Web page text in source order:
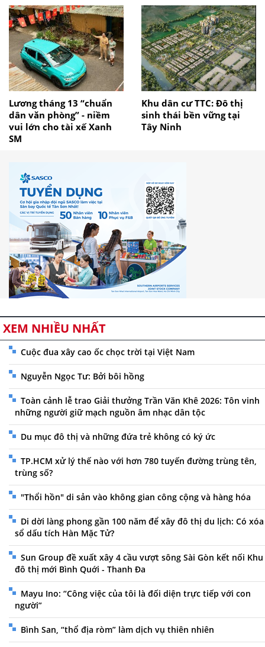
Lương tháng 13 “chuẩn
dân văn phòng” - niềm
vui lớn cho tài xế Xanh
SM
Khu dân cư TTC: Đô thị
sinh thái bền vững tại
Tây Ninh
XEM NHIỀU NHẤT
Cuộc đua xây cao ốc chọc trời tại Việt Nam
Nguyễn Ngọc Tư: Bởi bôi hồng
Toàn cảnh lễ trao Giải thưởng Trần Văn Khê 2026: Tôn vinh
những người giữ mạch nguồn âm nhạc dân tộc
Du mục đô thị và những đứa trẻ không có ký ức
TP.HCM xử lý thế nào với hơn 780 tuyến đường trùng tên,
trùng số?
"Thổi hồn" di sản vào không gian công cộng và hàng hóa
Di dời làng phong gần 100 năm để xây đô thị du lịch: Có xóa
sổ dấu tích Hàn Mặc Tử?
Sun Group đề xuất xây 4 cầu vượt sông Sài Gòn kết nối Khu
đô thị mới Bình Quới - Thanh Đa
Mayu Ino: “Công việc của tôi là đối diện trực tiếp với con
người”
Bình San, “thổ địa ròm” làm dịch vụ thiên nhiên